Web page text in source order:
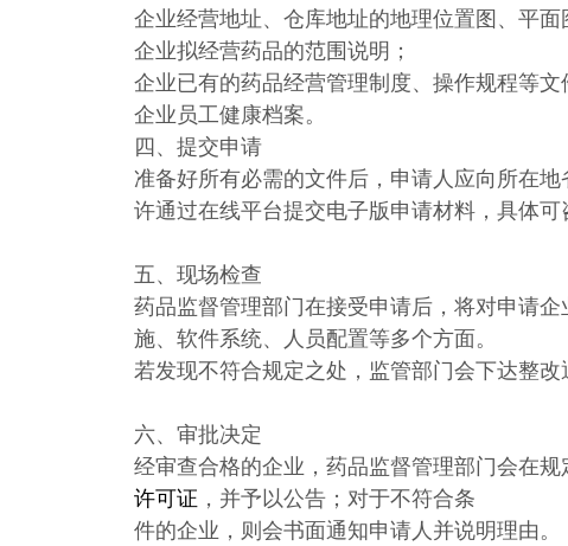
企业经营地址、仓库地址的地理位置图、平
企业拟经营药品的范围说明；
企业已有的药品经营管理制度、操作规程等文
企业员工健康档案。
四、提交申请
准备好所有必需的文件后，申请人应向所在
许通过在线平台提交电子版申请材料，具体
五、现场检查
药品监督管理部门在接受申请后，将对申请
施、软件系统、人员配置等多个方面。
若发现不符合规定之处，监管部门会下达整
六、审批决定
经审查合格的企业，药品监督管理部门会在
许可证 ，并予以公告；对于不符合条
件的企业，则会书面通知申请人并说明理由。